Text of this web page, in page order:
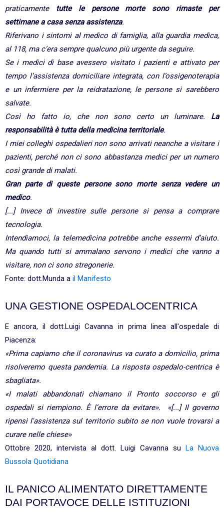
praticamente tutte le persone morte sono rimaste per
settimane a casa senza assistenza.
Riferivano i sintomi al medico di famiglia, alla guardia medica,
al 118, ma c’era sempre qualcuno più urgente da seguire.
Se i medici di base avessero visitato i pazienti e attivato per
tempo l’assistenza domiciliare integrata, con l’ossigenoterapia
e un infermiere per la reidratazione, le persone si sarebbero
salvate.
Così ho fatto io, che non sono certo un luminare. La
responsabilità è tutta della medicina territoriale.
I miei colleghi ospedalieri non sono arrivati neanche a visitare i
pazienti, perché non ci sono abbastanza medici per un numero
così grande di malati.
Gran parte di queste persone sono morte senza vedere un
medico.
[...] Invece di investire sulle persone si pensa a comprare
tecnologia.
Intendiamoci, la telemedicina potrebbe anche essermi d’aiuto.
Ma quando tutti si ammalano servono i medici che vanno a
visitare, non ci sono stregonerie.
Fonte: dott.Munda a il Manifesto
UNA GESTIONE OSPEDALOCENTRICA
E ancora, il dott.Luigi Cavanna in prima linea all'ospedale di
Piacenza:
«Prima capiamo che il coronavirus va curato a domicilio, prima
risolveremo questa pandemia. La risposta ospedalo-centrica è
sbagliata».
«I malati abbandonati chiamano il Pronto soccorso e gli
ospedali si riempiono. È l’errore da evitare». «[...] Il governo
ripensi l'assistenza sul territorio subito se non vuole trovarsi a
curare nelle chiese»
Ottobre 2020, intervista al dott. Luigi Cavanna su
La Nuova
Bussola Quotidiana
IL PANICO ALIMENTATO DIRETTAMENTE
DAI PORTAVOCE DELLE ISTITUZIONI